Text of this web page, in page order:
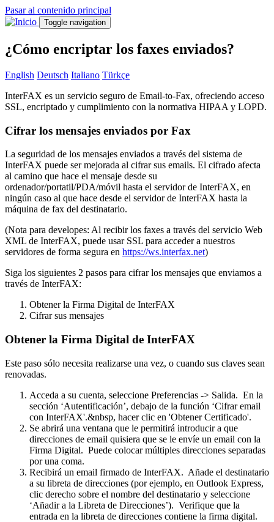
Pasar al contenido principal
Toggle navigation
¿Cómo encriptar los faxes enviados?
English Deutsch Italiano Türkçe
InterFAX es un servicio seguro de Email-to-Fax, ofreciendo acceso
SSL, encriptado y cumplimiento con la normativa HIPAA y LOPD.
Cifrar los mensajes enviados por Fax
La seguridad de los mensajes enviados a través del sistema de
InterFAX puede ser mejorada al cifrar sus emails. El cifrado afecta
al camino que hace el mensaje desde su
ordenador/portatil/PDA/móvil hasta el servidor de InterFAX, en
ningún caso al que hace desde el servidor de InterFAX hasta la
máquina de fax del destinatario.
(Nota para developes: Al recibir los faxes a través del servicio Web
XML de InterFAX, puede usar SSL para acceder a nuestros
servidores de forma segura en https://ws.interfax.net)
Siga los siguientes 2 pasos para cifrar los mensajes que enviamos a
través de InterFAX:
Obtener la Firma Digital de InterFAX
Cifrar sus mensajes
Obtener la Firma Digital de InterFAX
Este paso sólo necesita realizarse una vez, o cuando sus claves sean
renovadas.
Acceda a su cuenta, seleccione Preferencias -> Salida. En la
sección ‘Autentificación’, debajo de la función ‘Cifrar email
con InterFAX'.&nbsp, hacer clic en 'Obtener Certificado'.
Se abrirá una ventana que le permitirá introducir a que
direcciones de email quisiera que se le envíe un email con la
Firma Digital. Puede colocar múltiples direcciones separadas
por una coma.
Recibirá un email firmado de InterFAX. Añade el destinatario
a su libreta de direcciones (por ejemplo, en Outlook Express,
clic derecho sobre el nombre del destinatario y seleccione
‘Añadir a la Libreta de Direcciones’). Verifique que la
entrada en la libreta de direcciones contiene la firma digital.